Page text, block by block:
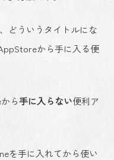
どういうタイトルにな
から手に入る便
ら手に入らない便利ア
を手に入れてから使い